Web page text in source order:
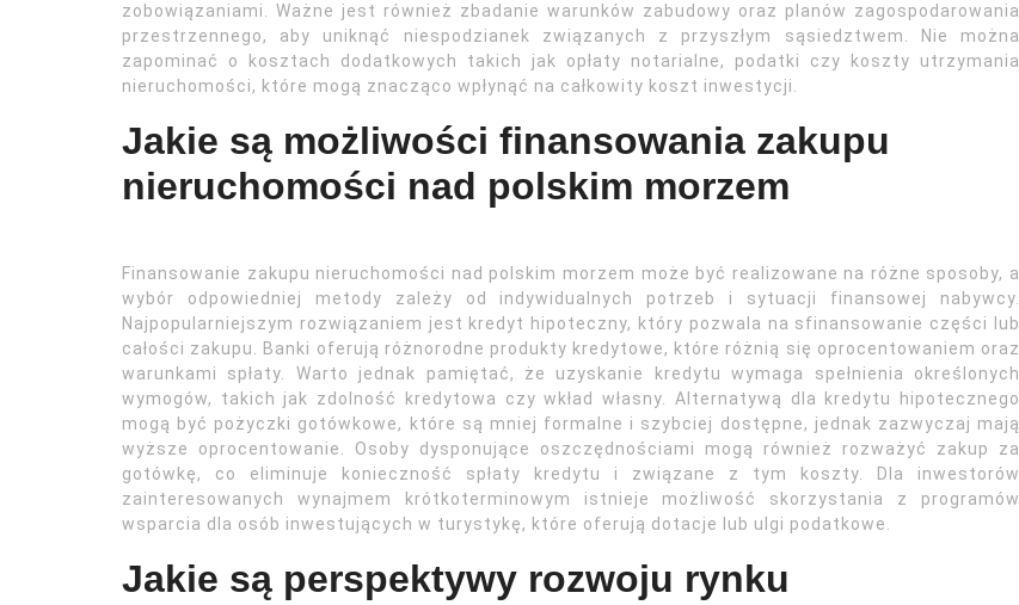
zobowiązaniami. Ważne jest również zbadanie warunków zabudowy oraz planów zagospodarowania
przestrzennego, aby uniknąć niespodzianek związanych z przyszłym sąsiedztwem. Nie można
zapominać o kosztach dodatkowych takich jak opłaty notarialne, podatki czy koszty utrzymania
nieruchomości, które mogą znacząco wpłynąć na całkowity koszt inwestycji.
Jakie są możliwości finansowania zakupu
nieruchomości nad polskim morzem
Finansowanie zakupu nieruchomości nad polskim morzem może być realizowane na różne sposoby, a
wybór odpowiedniej metody zależy od indywidualnych potrzeb i sytuacji finansowej nabywcy.
Najpopularniejszym rozwiązaniem jest kredyt hipoteczny, który pozwala na sfinansowanie części lub
całości zakupu. Banki oferują różnorodne produkty kredytowe, które różnią się oprocentowaniem oraz
warunkami spłaty. Warto jednak pamiętać, że uzyskanie kredytu wymaga spełnienia określonych
wymogów, takich jak zdolność kredytowa czy wkład własny. Alternatywą dla kredytu hipotecznego
mogą być pożyczki gotówkowe, które są mniej formalne i szybciej dostępne, jednak zazwyczaj mają
wyższe oprocentowanie. Osoby dysponujące oszczędnościami mogą również rozważyć zakup za
gotówkę, co eliminuje konieczność spłaty kredytu i związane z tym koszty. Dla inwestorów
zainteresowanych wynajmem krótkoterminowym istnieje możliwość skorzystania z programów
wsparcia dla osób inwestujących w turystykę, które oferują dotacje lub ulgi podatkowe.
Jakie są perspektywy rozwoju rynku